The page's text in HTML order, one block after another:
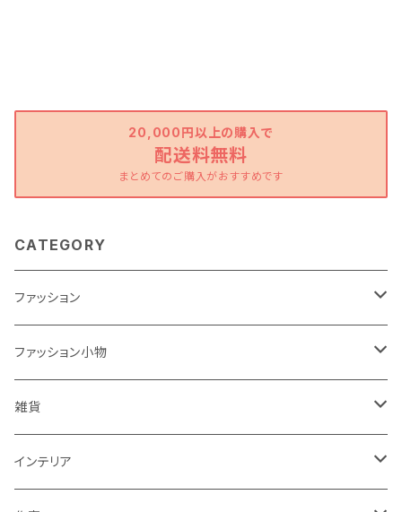
20,000円以上の購入で
配送料無料
まとめてのご購入がおすすめです
CATEGORY
ファッション
ワンピース
トップス
パンツ
ファッション小物
バッグ
ポーチ
雑貨
バスケット
インテリア